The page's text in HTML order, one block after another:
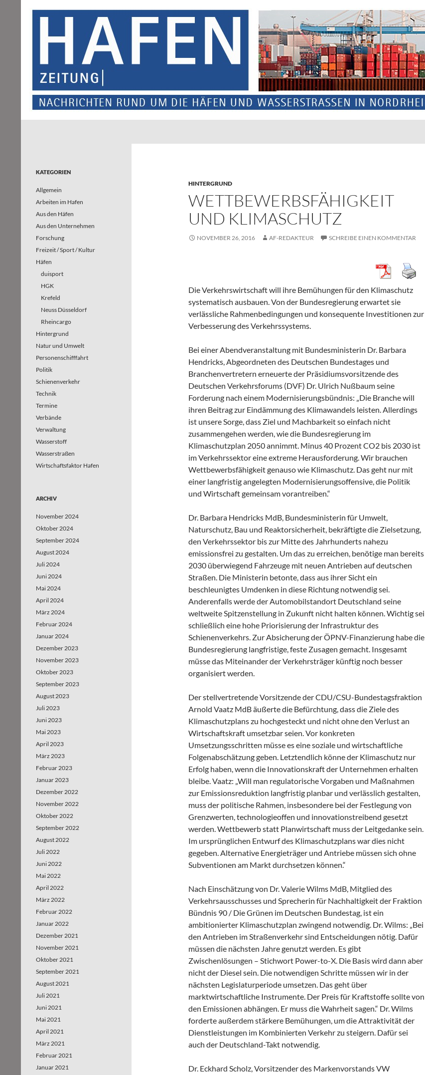
HINTERGRUND
WETTBEWERBSFÄHIGKEIT
UND KLIMASCHUTZ
NOVEMBER 26, 2016 AF-REDAKTEUR SCHREIBE EINEN KOMMENTAR
Die Verkehrswirtschaft will ihre Bemühungen für den Klimaschutz
systematisch ausbauen. Von der Bundesregierung erwartet sie
verlässliche Rahmenbedingungen und konsequente Investitionen zur
Verbesserung des Verkehrssystems.
Bei einer Abendveranstaltung mit Bundesministerin Dr. Barbara
Hendricks, Abgeordneten des Deutschen Bundestages und
Branchenvertretern erneuerte der Präsidiumsvorsitzende des
Deutschen Verkehrsforums (DVF) Dr. Ulrich Nußbaum seine
Forderung nach einem Modernisierungsbündnis: „Die Branche will
ihren Beitrag zur Eindämmung des Klimawandels leisten. Allerdings
ist unsere Sorge, dass Ziel und Machbarkeit so einfach nicht
zusammengehen werden, wie die Bundesregierung im
Klimaschutzplan 2050 annimmt. Minus 40 Prozent CO2 bis 2030 ist
im Verkehrssektor eine extreme Herausforderung. Wir brauchen
Wettbewerbsfähigkeit genauso wie Klimaschutz. Das geht nur mit
einer langfristig angelegten Modernisierungsoffensive, die Politik
und Wirtschaft gemeinsam vorantreiben.“
Dr. Barbara Hendricks MdB, Bundesministerin für Umwelt,
Naturschutz, Bau und Reaktorsicherheit, bekräftigte die Zielsetzung,
den Verkehrssektor bis zur Mitte des Jahrhunderts nahezu
emissionsfrei zu gestalten. Um das zu erreichen, benötige man bereits
2030 überwiegend Fahrzeuge mit neuen Antrieben auf deutschen
Straßen. Die Ministerin betonte, dass aus ihrer Sicht ein
beschleunigtes Umdenken in diese Richtung notwendig sei.
Anderenfalls werde der Automobilstandort Deutschland seine
weltweite Spitzenstellung in Zukunft nicht halten können. Wichtig sei
schließlich eine hohe Priorisierung der Infrastruktur des
Schienenverkehrs. Zur Absicherung der ÖPNV-Finanzierung habe die
Bundesregierung langfristige, feste Zusagen gemacht. Insgesamt
müsse das Miteinander der Verkehrsträger künftig noch besser
organisiert werden.
Der stellvertretende Vorsitzende der CDU/CSU-Bundestagsfraktion
Arnold Vaatz MdB äußerte die Befürchtung, dass die Ziele des
Klimaschutzplans zu hochgesteckt und nicht ohne den Verlust an
Wirtschaftskraft umsetzbar seien. Vor konkreten
Umsetzungsschritten müsse es eine soziale und wirtschaftliche
Folgenabschätzung geben. Letztendlich könne der Klimaschutz nur
Erfolg haben, wenn die Innovationskraft der Unternehmen erhalten
bleibe. Vaatz: „Will man regulatorische Vorgaben und Maßnahmen
zur Emissionsreduktion langfristig planbar und verlässlich gestalten,
muss der politische Rahmen, insbesondere bei der Festlegung von
Grenzwerten, technologieoffen und innovationstreibend gesetzt
werden. Wettbewerb statt Planwirtschaft muss der Leitgedanke sein.
Im ursprünglichen Entwurf des Klimaschutzplans war dies nicht
gegeben. Alternative Energieträger und Antriebe müssen sich ohne
Subventionen am Markt durchsetzen können.“
Nach Einschätzung von Dr. Valerie Wilms MdB, Mitglied des
Verkehrsausschusses und Sprecherin für Nachhaltigkeit der Fraktion
Bündnis 90 / Die Grünen im Deutschen Bundestag, ist ein
ambitionierter Klimaschutzplan zwingend notwendig. Dr. Wilms: „Bei
den Antrieben im Straßenverkehr sind Entscheidungen nötig. Dafür
müssen die nächsten Jahre genutzt werden. Es gibt
Zwischenlösungen – Stichwort Power-to-X. Die Basis wird dann aber
nicht der Diesel sein. Die notwendigen Schritte müssen wir in der
nächsten Legislaturperiode umsetzen. Das geht über
marktwirtschaftliche Instrumente. Der Preis für Kraftstoffe sollte von
den Emissionen abhängen. Er muss die Wahrheit sagen.“ Dr. Wilms
forderte außerdem stärkere Bemühungen, um die Attraktivität der
Dienstleistungen im Kombinierten Verkehr zu steigern. Dafür sei
auch der Deutschland-Takt notwendig.
Dr. Eckhard Scholz, Vorsitzender des Markenvorstands VW
KATEGORIEN
Allgemein
Arbeiten im Hafen
Aus den Häfen
Aus den Unternehmen
Forschung
Freizeit / Sport / Kultur
Häfen
duisport
HGK
Krefeld
Neuss Düsseldorf
Rheincargo
Hintergrund
Natur und Umwelt
Personenschifffahrt
Politik
Schienenverkehr
Technik
Termine
Verbände
Verwaltung
Wasserstoff
Wasserstraßen
Wirtschaftsfaktor Hafen
ARCHIV
November 2024
Oktober 2024
September 2024
August 2024
Juli 2024
Juni 2024
Mai 2024
April 2024
März 2024
Februar 2024
Januar 2024
Dezember 2023
November 2023
Oktober 2023
September 2023
August 2023
Juli 2023
Juni 2023
Mai 2023
April 2023
März 2023
Februar 2023
Januar 2023
Dezember 2022
November 2022
Oktober 2022
September 2022
August 2022
Juli 2022
Juni 2022
Mai 2022
April 2022
März 2022
Februar 2022
Januar 2022
Dezember 2021
November 2021
Oktober 2021
September 2021
August 2021
Juli 2021
Juni 2021
Mai 2021
April 2021
März 2021
Februar 2021
Januar 2021